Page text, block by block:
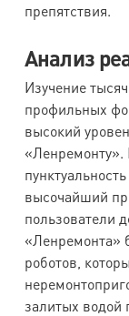
препятствия.
Анализ
Изучение
профильных
высокий
«Ленремонту».
высочайший
пользователи
«Ленремонта»
роботов,
залитых водой